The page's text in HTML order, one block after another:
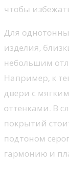
чтобы
Для
изделия,
небольшим
Например, к
двери с
оттенками. В
покрытий
подтоном
гармонию и